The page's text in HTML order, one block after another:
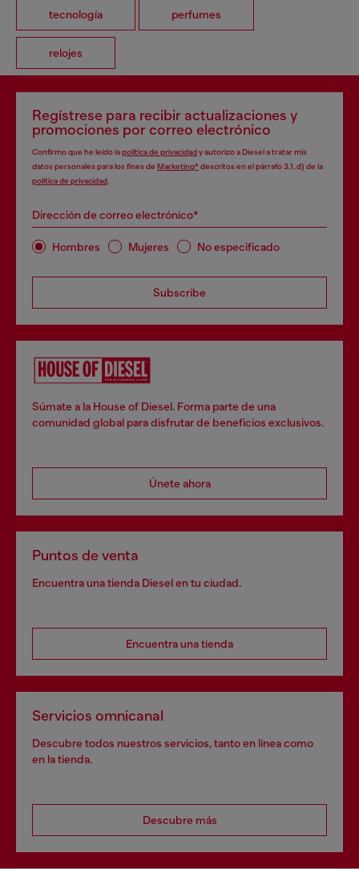
tecnología perfumes
relojes
Regístrese para recibir actualizaciones y
promociones por correo electrónico
Confirmo que he leído lapolítica de privacidady autorizo a Diesel a tratar mis
datos personales para los fines de Marketing*descritos en el párrafo 3.1, d) de la
política de privacidad
Dirección de correo electrónico*
Hombres Mujeres No especificado
Subscribe
Súmate a la House of Diesel. Forma parte de una
comunidad global para disfrutar de beneficios exclusivos.
Únete ahora
Puntos de venta
Encuentra una tienda Diesel en tu ciudad.
Encuentra una tienda
Servicios omnicanal
Descubre todos nuestros servicios, tanto en línea como
en la tienda.
Descubre más